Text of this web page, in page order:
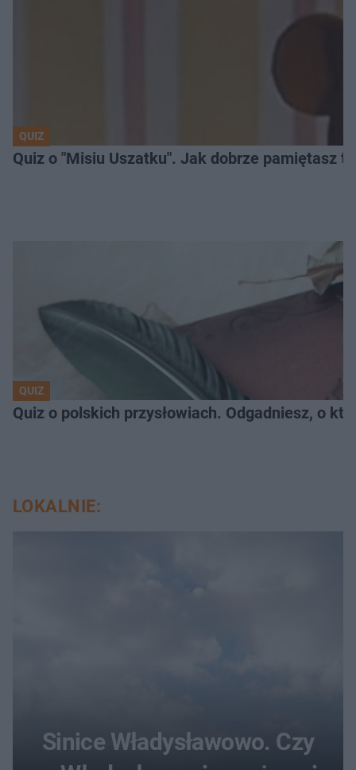
QUIZ
Quiz o "Misiu Uszatku". Jak dobrze pamiętasz
QUIZ
Quiz o polskich przysłowiach. Odgadniesz, o
LOKALNIE:
Sinice Władysławowo. Czy